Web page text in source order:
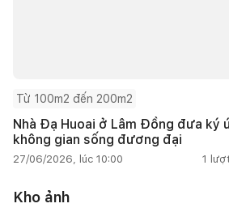
Từ 100m2 đến 200m2
Nhà Đạ Huoai ở Lâm Đồng đưa ký
không gian sống đương đại
27/06/2026, lúc 10:00 1
Kho ảnh